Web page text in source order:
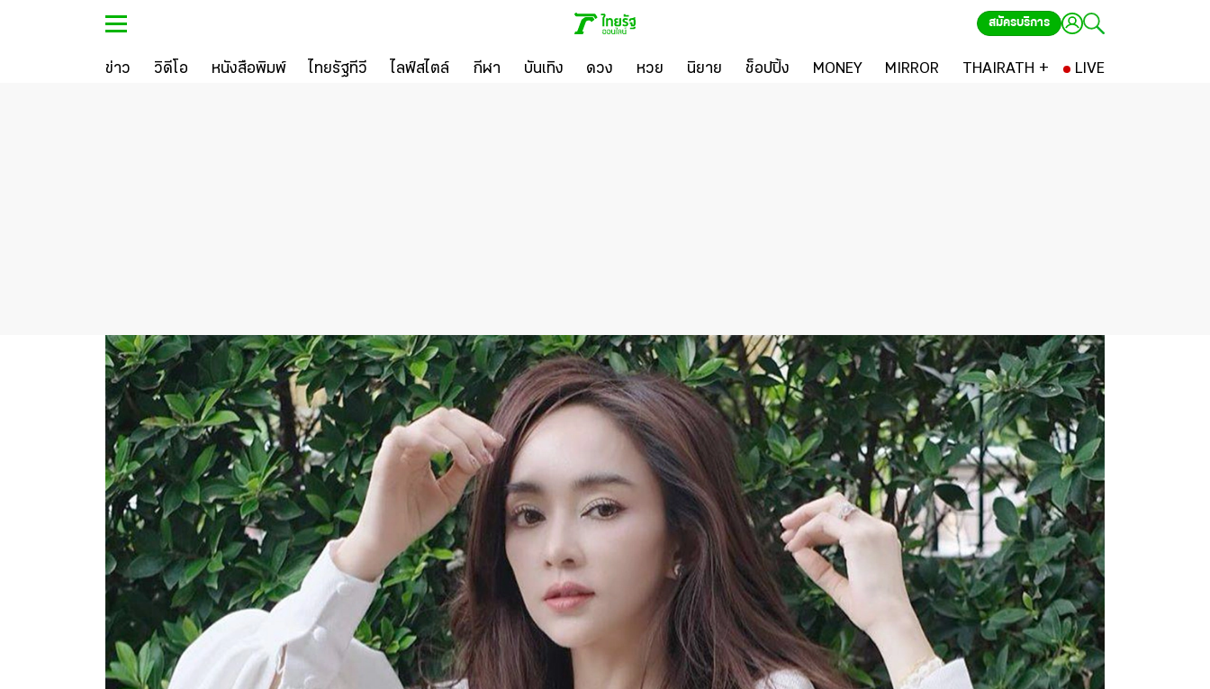
สมัครบริการ
ข่าว วิดีโอ หนังสือพิมพ์ ไทยรัฐทีวี ไลฟ์สไตล์ กีฬา บันเทิง ดวง หวย นิยาย ช็อปปิ้ง MONEY MIRROR THAIRATH + LIVE